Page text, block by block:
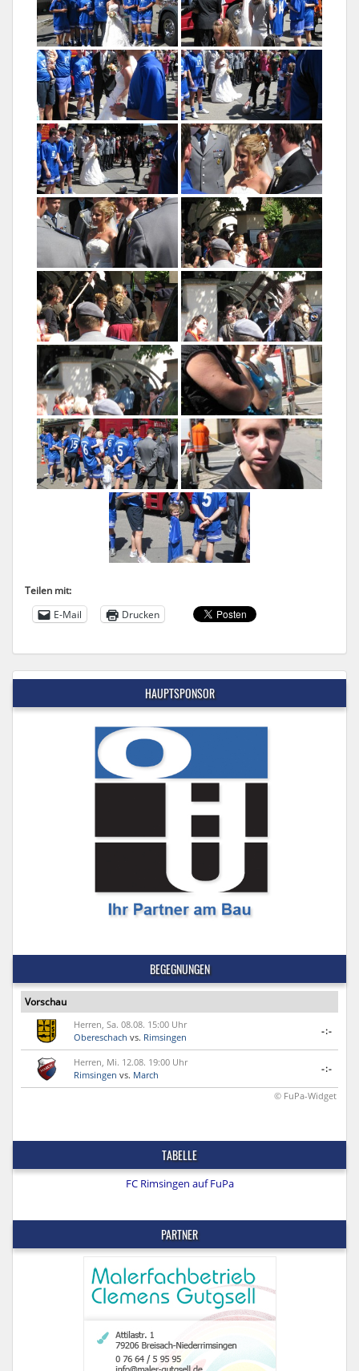
Teilen mit:
E-Mail
Drucken
HAUPTSPONSOR
BEGEGNUNGEN
Vorschau
Herren, Sa. 08.08. 15:00 Uhr
Obereschach vs. Rimsingen
-:-
Herren, Mi. 12.08. 19:00 Uhr
Rimsingen vs. March
-:-
© FuPa-Widget
TABELLE
FC Rimsingen auf FuPa
PARTNER